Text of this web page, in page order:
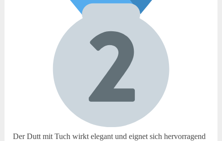
Der Dutt mit Tuch wirkt elegant und eignet sich hervorragend